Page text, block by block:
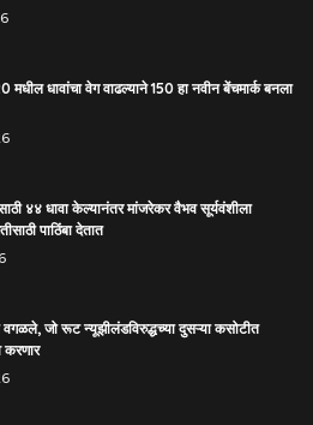
मधील धावांचा वेग वाढल्याने 150 हा नवीन बेंचमार्क बनला
४४ धावा केल्यानंतर मांजरेकर वैभव सूर्यवंशीला
पाठिंबा देतात
जो रूट न्यूझीलंडविरुद्धच्या दुसऱ्या कसोटीत
करणार